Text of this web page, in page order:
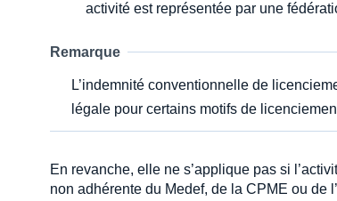
activité est représentée par une
Remarque
L’indemnité conventionnelle de
légale pour certains motifs de
En revanche, elle ne s’applique pas si
non adhérente du Medef, de la CPME ou de